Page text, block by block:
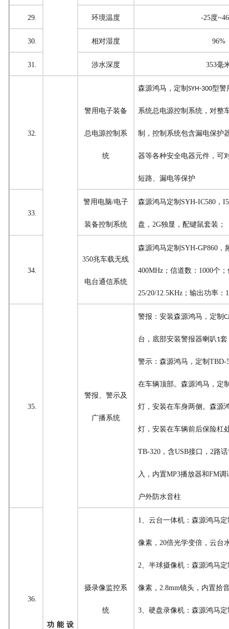
29. 环境温度 -25度
30. 相对湿度 96%
31. 涉水深度 353毫
32.
功能设
警用电子装备
总电源控制系
统
森源鸿马，定制 SYH-300型警
系统总电源控制系统， 对整
制，控制系统包含漏电保护
器等各种安全电器元件，可
短路、漏电等保护
33.
警用电脑/电子
装备控制系统
森源鸿马定制 SYH-IC580，
盘，2G独显，配键鼠套装；
34.
350兆车载无线
电台通信系统
森源鸿马定制 SYH-GP860，
400MHz；信道数：1000个
25/20/12.5KHz；输出功率：
35.
警报、警示及
广播系统
警报 ： 安装森源鸿马，定制
台，底部安装警报器喇叭1套
警示： 森源鸿马，定制 TBD-
在车辆顶部。 森源鸿马，定
灯，安装在车身两侧。 森源
灯，安装在车辆前后保险杠
TB-320，含USB接口，2路
入，内置MP3播放器和FM
户外防水音柱
36.
摄录像监控系
统
1、云台一体机： 森源鸿马定
像素，20倍光学变倍，云台
2、半球摄像机： 森源鸿马定
像素，2.8mm镜头，内置拾
3、硬盘录像机： 森源鸿马定